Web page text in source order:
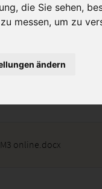
die Sie sehen,
messen, um zu
ändern
privaten und
Bereich
online.docx